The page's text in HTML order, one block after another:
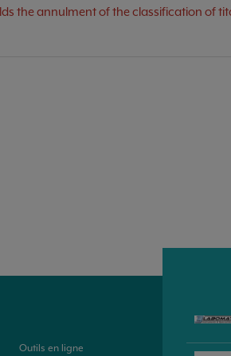
the annulment of the classification of
Outils en ligne